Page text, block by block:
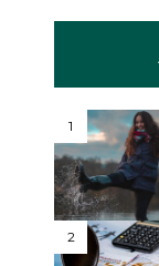
1
2